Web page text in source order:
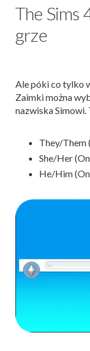
The Sims
grze
Ale póki co tylko
Zaimki można
nazwiska Simowi.
They/Them
She/Her
He/Him